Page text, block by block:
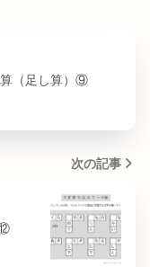
算（足し算）⑨
次の記事
⑫